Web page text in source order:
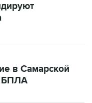
в Самарской
БПЛА